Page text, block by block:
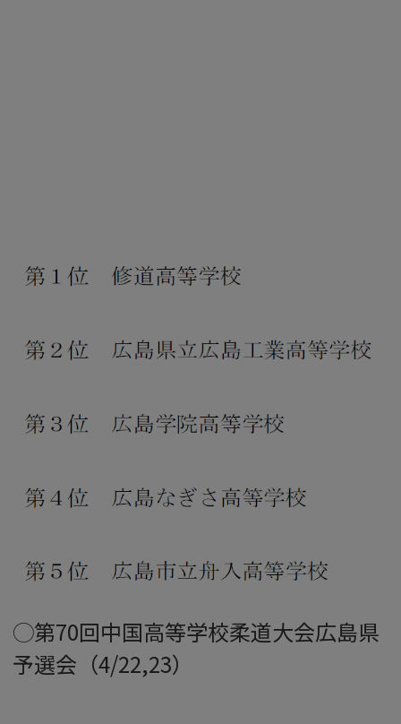
◯第70回中国高等学校柔道大会広島県
予選会（4/22,23）